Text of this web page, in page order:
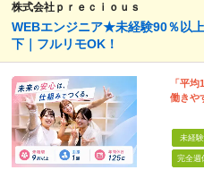
株式会社ｐｒｅｃｉｏｕｓ
WEBエンジニア★未経験90％以
下｜フルリモOK！
「平
働きや
未経
完全週